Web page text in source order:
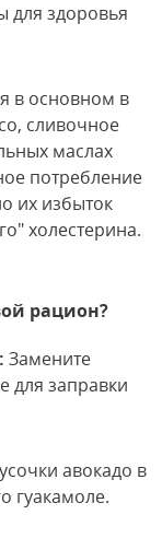
для здоровья
в основном в
сливочное
маслах
потребление
их избыток
холестерина.
рацион?
Замените
для заправки
авокадо в
гуакамоле.